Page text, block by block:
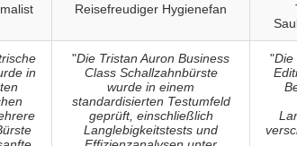
Reisefreudiger Hygienefan
in
"Die Tristan Auron Business
Class Schallzahnbürste
wurde in einem
standardisierten Testumfeld
geprüft, einschließlich
Langlebigkeitstests und
"Die